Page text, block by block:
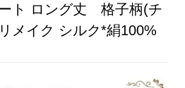
ト ロング丈 格子柄(チ
イク シルク*絹100%